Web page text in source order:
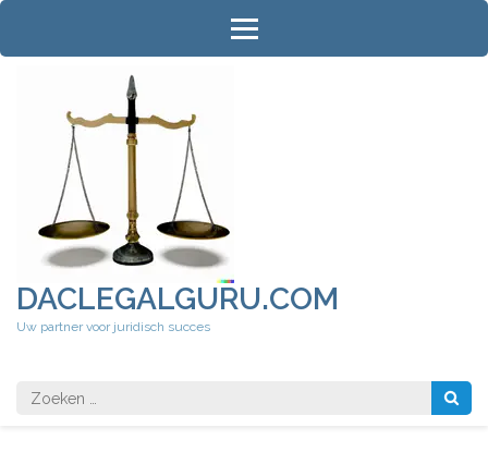
Ga
inhoud
DACLEGALGURU.COM
Uw partner voor juridisch succes
Zoeken
naar: